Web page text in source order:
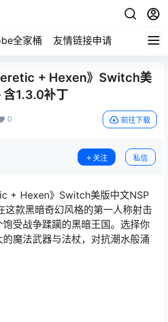
全家桶 友情链接申请
+ Hexen》Switch美
含1.3.0补丁
0 前往下载
关注 私信
+ Hexen》Switch美版中文NSP
这款黑暗奇幻风格的第一人称射击
受战争蹂躏的黑暗王国。选择你
魔法武器与法杖，对抗潮水般涌